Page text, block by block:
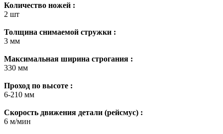
Количество ножей :
2 шт
Толщина снимаемой стружки :
3 мм
Максимальная ширина строгания :
330 мм
Проход по высоте :
6-210 мм
Скорость движения детали (рейсмус) :
6 м/мин